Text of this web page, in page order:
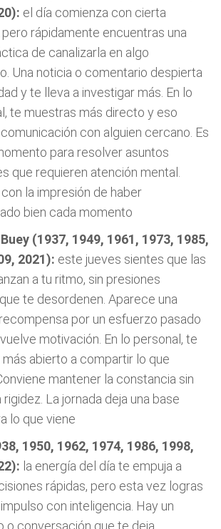
el día comienza con cierta
pero rápidamente encuentras una
de canalizarla en algo
Una noticia o comentario despierta
y te lleva a investigar más. En lo
te muestras más directo y eso
con alguien cercano. Es
para resolver asuntos
que requieren atención mental.
la impresión de haber
bien cada momento
(1937, 1949, 1961, 1973, 1985,
2021): este jueves sientes que las
a tu ritmo, sin presiones
te desordenen. Aparece una
por un esfuerzo pasado
motivación. En lo personal, te
abierto a compartir lo que
mantener la constancia sin
rigidez. La jornada deja una base
lo que viene
1950, 1962, 1974, 1986, 1998,
la energía del día te empuja a
rápidas, pero esta vez logras
con inteligencia. Hay un
o conversación que te deja